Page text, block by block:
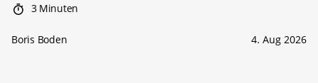
3 Minuten
Boris Boden 4. Aug 2026